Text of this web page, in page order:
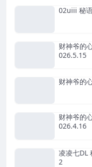
02uiii 秘
财神爷的
026.5.15
财神爷的
财神爷的
026.4.16
凌凌七DL
2